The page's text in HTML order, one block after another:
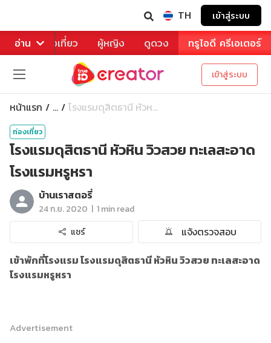
TH เข้าสู่ระบบ
อ่าน
หาร ท่องเที่ยว ผู้หญิง ดูดวง ทรูไอดี ครีเอเตอร์
เข้าสู่ระบบ
หน้าแรก ... โรงแรมดุสิตธานี หัวห...
ท่องเที่ยว
โรงแรมดุสิตธานี หัวหิน วิวสวย ทะเลสะอาด
โรงแรมหรูหรา
บ้านเราสตอรี่
24 ก.ย. 2020 | 1 min read
แชร์
แจ้งตรวจสอบ
เข้าพักที่โรงแรม โรงแรมดุสิตธานี หัวหิน วิวสวย ทะเลสะอาด
โรงแรมหรูหรา
Advertisement